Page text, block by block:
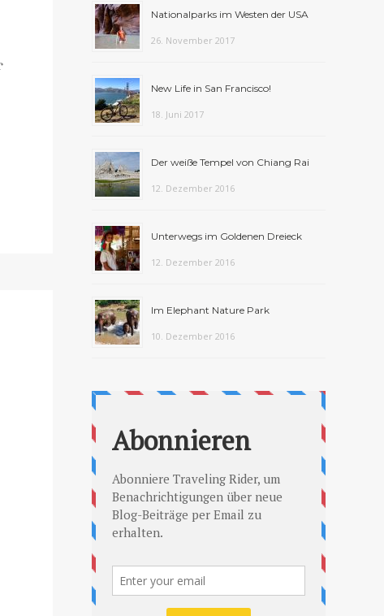
Nationalparks im Westen der USA
26. November 2017
New Life in San Francisco!
18. Juni 2017
Der weiße Tempel von Chiang Rai
12. Dezember 2016
Unterwegs im Goldenen Dreieck
12. Dezember 2016
Im Elephant Nature Park
10. Dezember 2016